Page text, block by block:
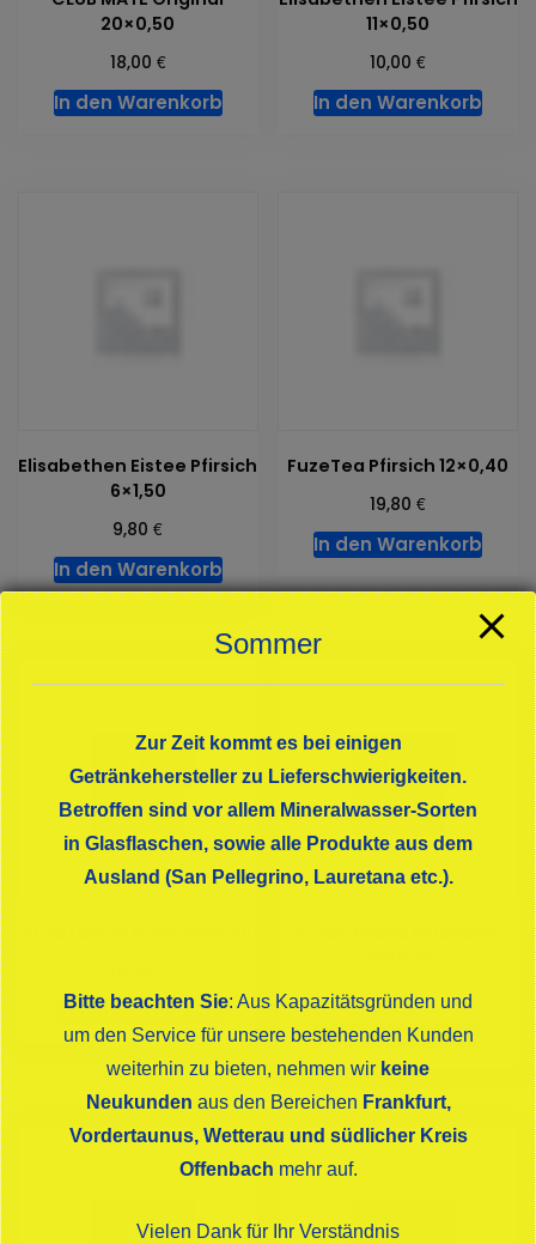
20×0,50
18,00 €
In den Warenkorb
11×0,50
10,00€
In den Warenkorb
Elisabethen Eistee Pfirsich
6×1,50
9,80€
In den Warenkorb
FuzeTea Pfirsich 12×0,40
19,80€
In den Warenkorb
In den Warenkorb
32,50€
In den Warenkorb
Sommer
Zur Zeit kommt es bei einigen
Getränkehersteller zu Lieferschwierigkeiten.
Betroffen sind vor allem Mineralwasser-Sorten
in Glasflaschen, sowie alle Produkte aus dem
Ausland (San Pellegrino, Lauretana etc.).
Bitte beachten Sie: Aus Kapazitätsgründen und
um den Service für unsere bestehenden Kunden
weiterhin zu bieten, nehmen wir keine
Neukunden aus den Bereichen Frankfurt,
Vordertaunus, Wetterau und südlicher Kreis
Offenbach mehr auf.
Vielen Dank für Ihr Verständnis